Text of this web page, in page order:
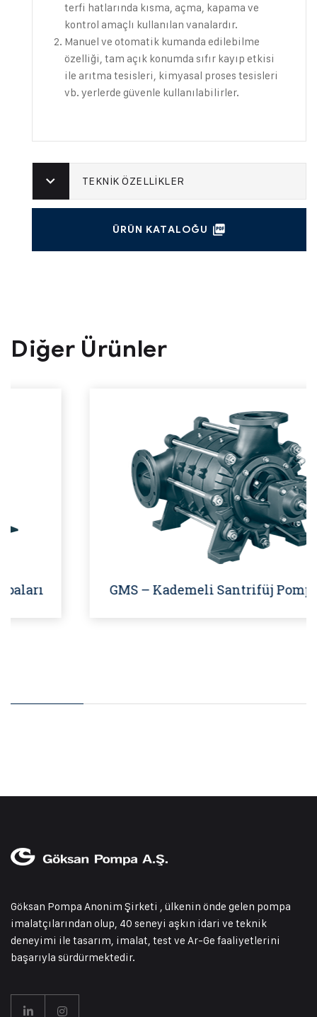
terfi hatlarında kısma, açma, kapama ve
kontrol amaçlı kullanılan vanalardır.
Manuel ve otomatik kumanda edilebilme
özelliği, tam açık konumda sıfır kayıp etkisi
ile arıtma tesisleri, kimyasal proses tesisleri
vb. yerlerde güvenle kullanılabilirler.
TEKNIK ÖZELLIKLER
ÜRÜN KATALOĞU
Diğer Ürünler
GMS – Kademeli Santrifüj Pompalar
Göksan Pompa Anonim Şirketi , ülkenin önde gelen pompa
imalatçılarından olup, 40 seneyi aşkın idari ve teknik
deneyimi ile tasarım, imalat, test ve Ar-Ge faaliyetlerini
başarıyla sürdürmektedir.